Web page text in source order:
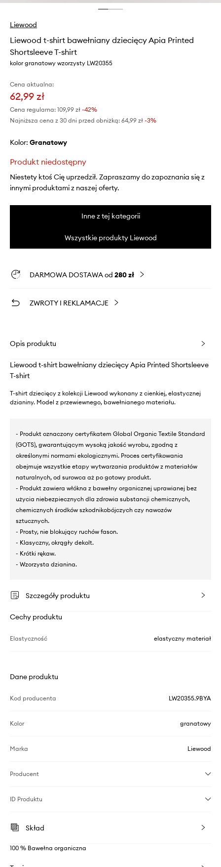
Liewood
Liewood t-shirt bawełniany dziecięcy Apia Printed
Shortsleeve T-shirt
kolor granatowy wzorzysty LW20355
Cena aktualna:
62,99 zł
Cena regularna: 109,99 zł -42%
Najniższa cena z 30 dni przed obniżką: 64,99 zł -3%
Kolor: granatowy
Produkt niedostępny
Niestety ktoś Cię uprzedził. Zapraszamy do zapoznania się z
innymi produktami z naszej oferty.
Inne z tej kategorii
Wszystkie produkty Liewood
DARMOWA DOSTAWA od 280 zł
ZWROTY I REKLAMACJE
Opis produktu
Liewood t-shirt bawełniany dziecięcy Apia Printed Shortsleeve
T-shirt
T-shirt dziecięcy z kolekcji Liewood wykonany z cienkiej, elastycznej
dzianiny. Model z przewiewnego, bawełnianego materiału.
- Produkt oznaczony certyfikatem Global Organic Textile Standard
(GOTS), gwarantującym wysoką jakość wyrobu, zgodną z
określonymi normami ekologicznymi. Proces certyfikowania
obejmuje wszystkie etapy wytwarzania produktów z materiałów
naturalnych, od surowca aż po gotowy produkt.
- Produkt zawiera włókna z bawełny organicznej uprawianej bez
użycia niebezpiecznych dla zdrowia substancji chemicznych,
chemicznych środków szkodnikobójczych czy nawozów
sztucznych.
- Prosty, nie blokujący ruchów fason.
- Klasyczny, okrągły dekolt.
- Krótki rękaw.
- Wzorzysta dzianina.
Szczegóły produktu
Cechy produktu
Elastyczność elastyczny materiał
Dane produktu
Kod producenta LW20355.9BYA
Kolor granatowy
Marka Liewood
Producent
ID Produktu
Skład
100 % Bawełna organiczna